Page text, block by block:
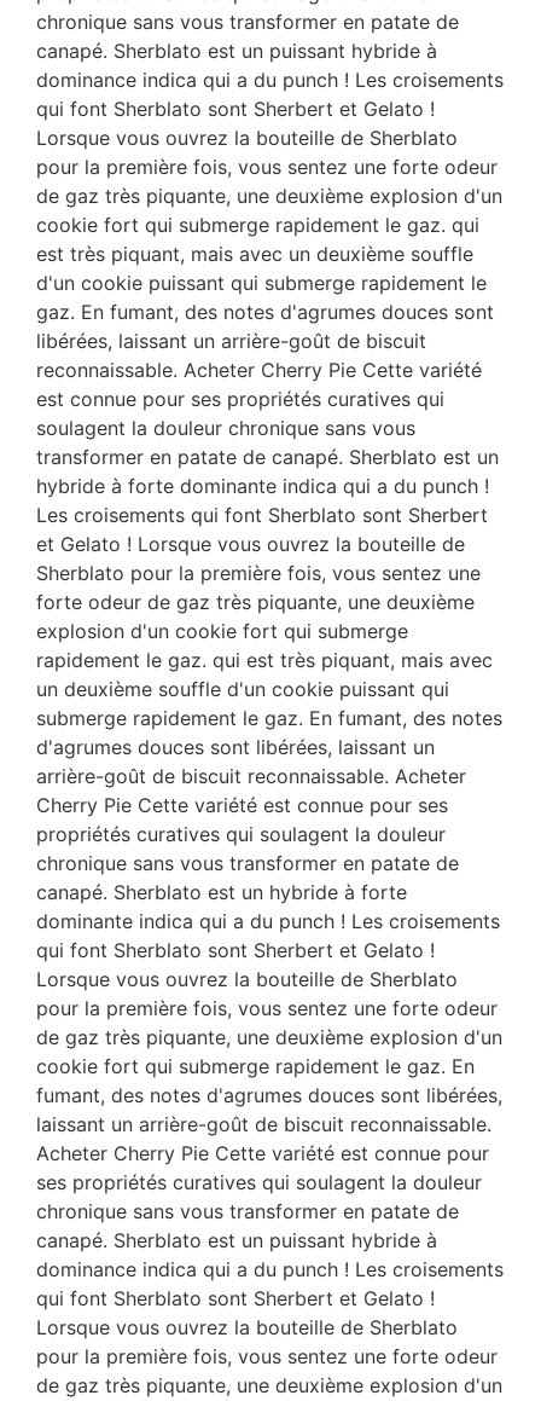
chronique sans vous transformer en patate de
canapé. Sherblato est un puissant hybride à
dominance indica qui a du punch ! Les croisements
qui font Sherblato sont Sherbert et Gelato !
Lorsque vous ouvrez la bouteille de Sherblato
pour la première fois, vous sentez une forte odeur
de gaz très piquante, une deuxième explosion d'un
cookie fort qui submerge rapidement le gaz. qui
est très piquant, mais avec un deuxième souffle
d'un cookie puissant qui submerge rapidement le
gaz. En fumant, des notes d'agrumes douces sont
libérées, laissant un arrière-goût de biscuit
reconnaissable. Acheter Cherry Pie Cette variété
est connue pour ses propriétés curatives qui
soulagent la douleur chronique sans vous
transformer en patate de canapé. Sherblato est un
hybride à forte dominante indica qui a du punch !
Les croisements qui font Sherblato sont Sherbert
et Gelato ! Lorsque vous ouvrez la bouteille de
Sherblato pour la première fois, vous sentez une
forte odeur de gaz très piquante, une deuxième
explosion d'un cookie fort qui submerge
rapidement le gaz. qui est très piquant, mais avec
un deuxième souffle d'un cookie puissant qui
submerge rapidement le gaz. En fumant, des notes
d'agrumes douces sont libérées, laissant un
arrière-goût de biscuit reconnaissable. Acheter
Cherry Pie Cette variété est connue pour ses
propriétés curatives qui soulagent la douleur
chronique sans vous transformer en patate de
canapé. Sherblato est un hybride à forte
dominante indica qui a du punch ! Les croisements
qui font Sherblato sont Sherbert et Gelato !
Lorsque vous ouvrez la bouteille de Sherblato
pour la première fois, vous sentez une forte odeur
de gaz très piquante, une deuxième explosion d'un
cookie fort qui submerge rapidement le gaz. En
fumant, des notes d'agrumes douces sont libérées,
laissant un arrière-goût de biscuit reconnaissable.
Acheter Cherry Pie Cette variété est connue pour
ses propriétés curatives qui soulagent la douleur
chronique sans vous transformer en patate de
canapé. Sherblato est un puissant hybride à
dominance indica qui a du punch ! Les croisements
qui font Sherblato sont Sherbert et Gelato !
Lorsque vous ouvrez la bouteille de Sherblato
pour la première fois, vous sentez une forte odeur
de gaz très piquante, une deuxième explosion d'un